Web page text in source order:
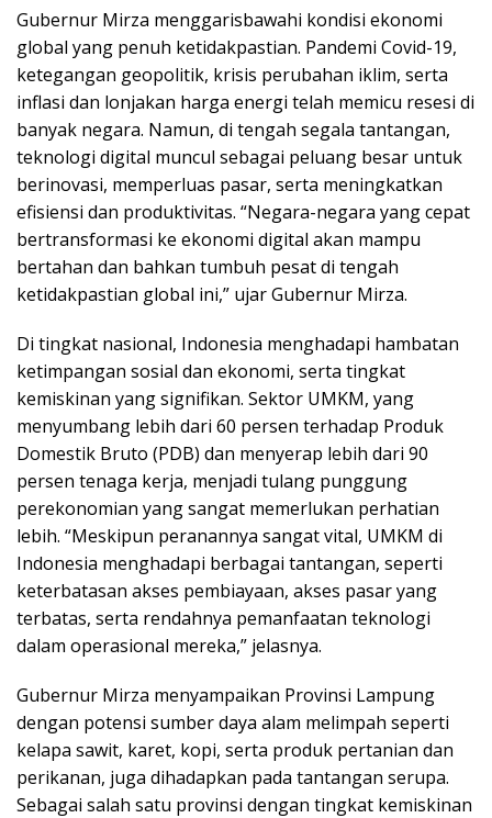
Gubernur Mirza menggarisbawahi kondisi ekonomi
global yang penuh ketidakpastian. Pandemi Covid-19,
ketegangan geopolitik, krisis perubahan iklim, serta
inflasi dan lonjakan harga energi telah memicu resesi di
banyak negara. Namun, di tengah segala tantangan,
teknologi digital muncul sebagai peluang besar untuk
berinovasi, memperluas pasar, serta meningkatkan
efisiensi dan produktivitas. “Negara-negara yang cepat
bertransformasi ke ekonomi digital akan mampu
bertahan dan bahkan tumbuh pesat di tengah
ketidakpastian global ini,” ujar Gubernur Mirza.
Di tingkat nasional, Indonesia menghadapi hambatan
ketimpangan sosial dan ekonomi, serta tingkat
kemiskinan yang signifikan. Sektor UMKM, yang
menyumbang lebih dari 60 persen terhadap Produk
Domestik Bruto (PDB) dan menyerap lebih dari 90
persen tenaga kerja, menjadi tulang punggung
perekonomian yang sangat memerlukan perhatian
lebih. “Meskipun peranannya sangat vital, UMKM di
Indonesia menghadapi berbagai tantangan, seperti
keterbatasan akses pembiayaan, akses pasar yang
terbatas, serta rendahnya pemanfaatan teknologi
dalam operasional mereka,” jelasnya.
Gubernur Mirza menyampaikan Provinsi Lampung
dengan potensi sumber daya alam melimpah seperti
kelapa sawit, karet, kopi, serta produk pertanian dan
perikanan, juga dihadapkan pada tantangan serupa.
Sebagai salah satu provinsi dengan tingkat kemiskinan